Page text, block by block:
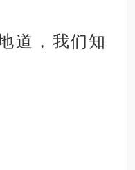
道，我们知